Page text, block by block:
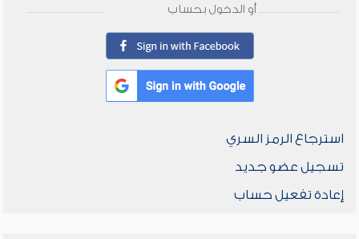
أو الدخول بحساب
استرجاع الرمز السري
تسجيل عضو جديد
إعادة تفعيل حساب